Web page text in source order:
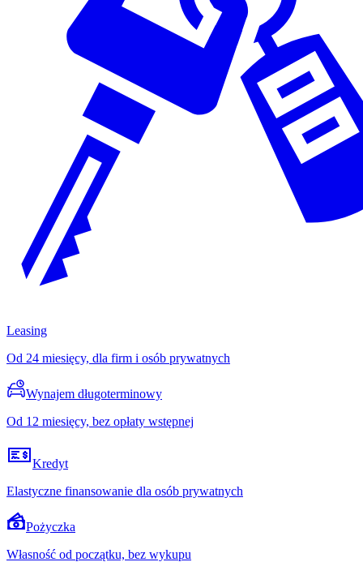
Leasing
Od 24 miesięcy, dla firm i osób prywatnych
Wynajem długoterminowy
Od 12 miesięcy, bez opłaty wstępnej
Kredyt
Elastyczne finansowanie dla osób prywatnych
Pożyczka
Własność od początku, bez wykupu